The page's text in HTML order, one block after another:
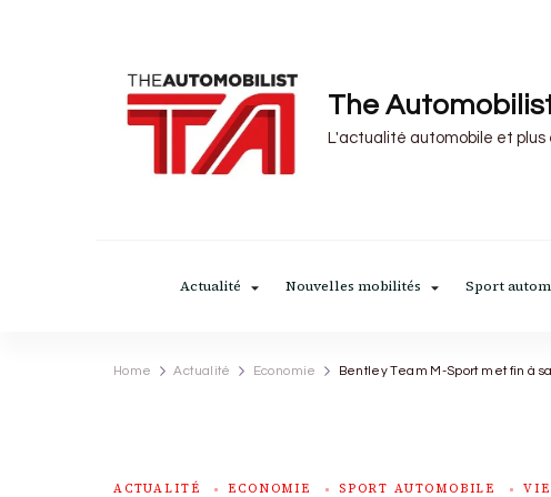
The
L'actualité automobile et plus
Actualité Nouvelles mobilités Sport
Home Actualité Economie Bentley Team M-Sport met fin à
ACTUALITÉ ECONOMIE SPORT AUTOMOBILE VIE